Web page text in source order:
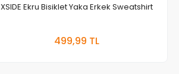
XSIDE Ekru Bisiklet Yaka Erkek Sweatshirt
499,99 TL